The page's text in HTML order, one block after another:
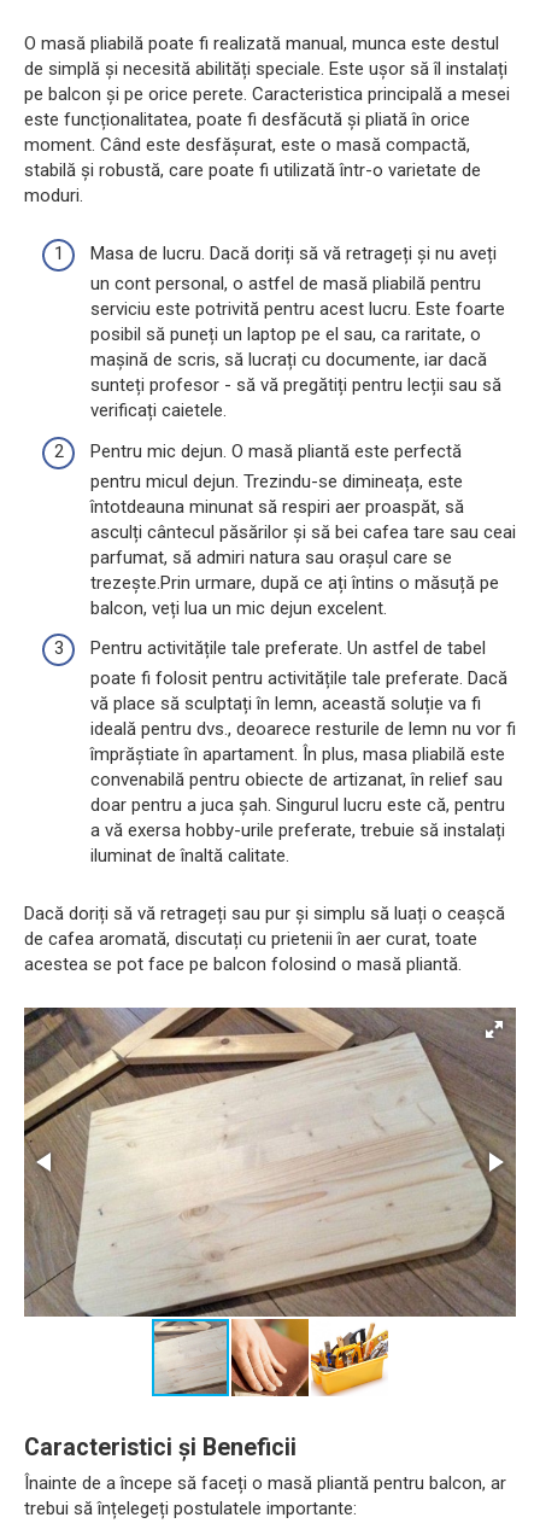
O masă pliabilă poate fi realizată manual, munca este destul
de simplă și necesită abilități speciale. Este ușor să îl instalați
pe balcon și pe orice perete. Caracteristica principală a mesei
este funcționalitatea, poate fi desfăcută și pliată în orice
moment. Când este desfășurat, este o masă compactă,
stabilă și robustă, care poate fi utilizată într-o varietate de
moduri.
Masa de lucru. Dacă doriți să vă retrageți și nu aveți
un cont personal, o astfel de masă pliabilă pentru
serviciu este potrivită pentru acest lucru. Este foarte
posibil să puneți un laptop pe el sau, ca raritate, o
mașină de scris, să lucrați cu documente, iar dacă
sunteți profesor - să vă pregătiți pentru lecții sau să
verificați caietele.
Pentru mic dejun. O masă pliantă este perfectă
pentru micul dejun. Trezindu-se dimineața, este
întotdeauna minunat să respiri aer proaspăt, să
asculți cântecul păsărilor și să bei cafea tare sau ceai
parfumat, să admiri natura sau orașul care se
trezește.Prin urmare, după ce ați întins o măsuță pe
balcon, veți lua un mic dejun excelent.
Pentru activitățile tale preferate. Un astfel de tabel
poate fi folosit pentru activitățile tale preferate. Dacă
vă place să sculptați în lemn, această soluție va fi
ideală pentru dvs., deoarece resturile de lemn nu vor fi
împrăștiate în apartament. În plus, masa pliabilă este
convenabilă pentru obiecte de artizanat, în relief sau
doar pentru a juca șah. Singurul lucru este că, pentru
a vă exersa hobby-urile preferate, trebuie să instalați
iluminat de înaltă calitate.
Dacă doriți să vă retrageți sau pur și simplu să luați o ceașcă
de cafea aromată, discutați cu prietenii în aer curat, toate
acestea se pot face pe balcon folosind o masă pliantă.
Caracteristici și Beneficii
Înainte de a începe să faceți o masă pliantă pentru balcon, ar
trebui să înțelegeți postulatele importante: